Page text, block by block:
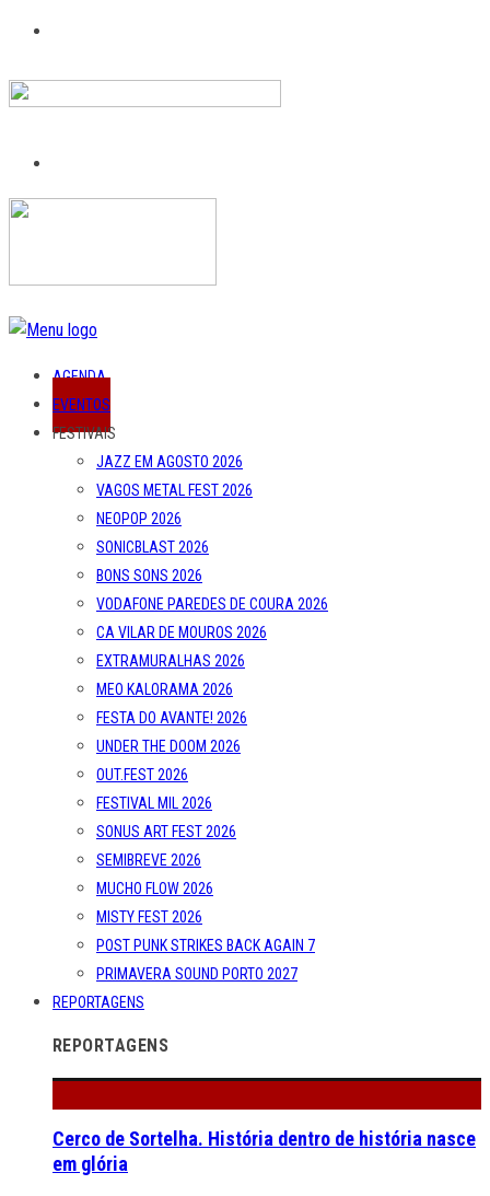
AGENDA
EVENTOS
FESTIVAIS
JAZZ EM AGOSTO 2026
VAGOS METAL FEST 2026
NEOPOP 2026
SONICBLAST 2026
BONS SONS 2026
VODAFONE PAREDES DE COURA 2026
CA VILAR DE MOUROS 2026
EXTRAMURALHAS 2026
MEO KALORAMA 2026
FESTA DO AVANTE! 2026
UNDER THE DOOM 2026
OUT.FEST 2026
FESTIVAL MIL 2026
SONUS ART FEST 2026
SEMIBREVE 2026
MUCHO FLOW 2026
MISTY FEST 2026
POST PUNK STRIKES BACK AGAIN 7
PRIMAVERA SOUND PORTO 2027
REPORTAGENS
REPORTAGENS
Cerco de Sortelha. História dentro de história nasce
em glória